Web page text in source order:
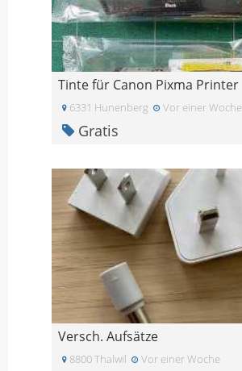
Tinte für Canon Pixma Printer
6331 Hunenberg Vor einer Woche
Gratis
Versch. Aufsätze
8800 Thalwil Vor einer Woche